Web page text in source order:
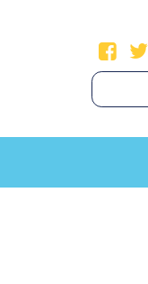
Volg
Zoeken: